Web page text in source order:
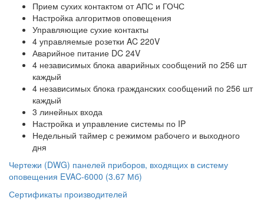
Прием сухих контактом от АПС и ГОЧС
Настройка алгоритмов оповещения
Управляющие сухие контакты
4 управляемые розетки AC 220V
Аварийное питание DC 24V
4 независимых блока аварийных сообщений по 256 шт
каждый
4 независимых блока гражданских сообщений по 256 шт
каждый
3 линейных входа
Настройка и управление системы по IP
Недельный таймер с режимом рабочего и выходного
дня
Чертежи (DWG) панелей приборов, входящих в систему
оповещения EVAC-6000 (3.67 Мб)
Сертификаты производителей